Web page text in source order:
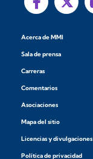
Acerca de MMI
Sala de prensa
Carreras
Comentarios
Asociaciones
Mapa del sitio
Licencias y divulgaciones
Política de privacidad